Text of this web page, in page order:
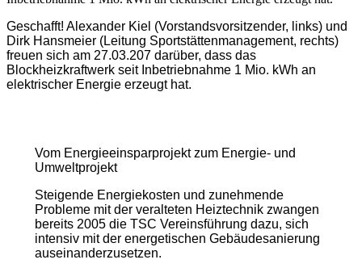
Geschafft! Alexander Kiel (Vorstandsvorsitzender, links) und
Dirk Hansmeier (Leitung Sportstättenmanagement, rechts)
freuen sich am 27.03.207 darüber, dass das
Blockheizkraftwerk seit Inbetriebnahme 1 Mio. kWh an
elektrischer Energie erzeugt hat.
Vom Energieeinsparprojekt zum Energie- und
Umweltprojekt
Steigende Energiekosten und zunehmende
Probleme mit der veralteten Heiztechnik zwangen
bereits 2005 die TSC Vereinsführung dazu, sich
intensiv mit der energetischen Gebäudesanierung
auseinanderzusetzen.